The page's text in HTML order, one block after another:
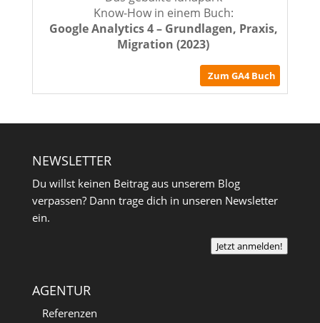
Know-How in einem Buch:
Google Analytics 4 – Grundlagen, Praxis,
Migration (2023)
Zum GA4 Buch
NEWSLETTER
Du willst keinen Beitrag aus unserem Blog
verpassen? Dann trage dich in unseren Newsletter
ein.
Jetzt anmelden!
AGENTUR
Referenzen